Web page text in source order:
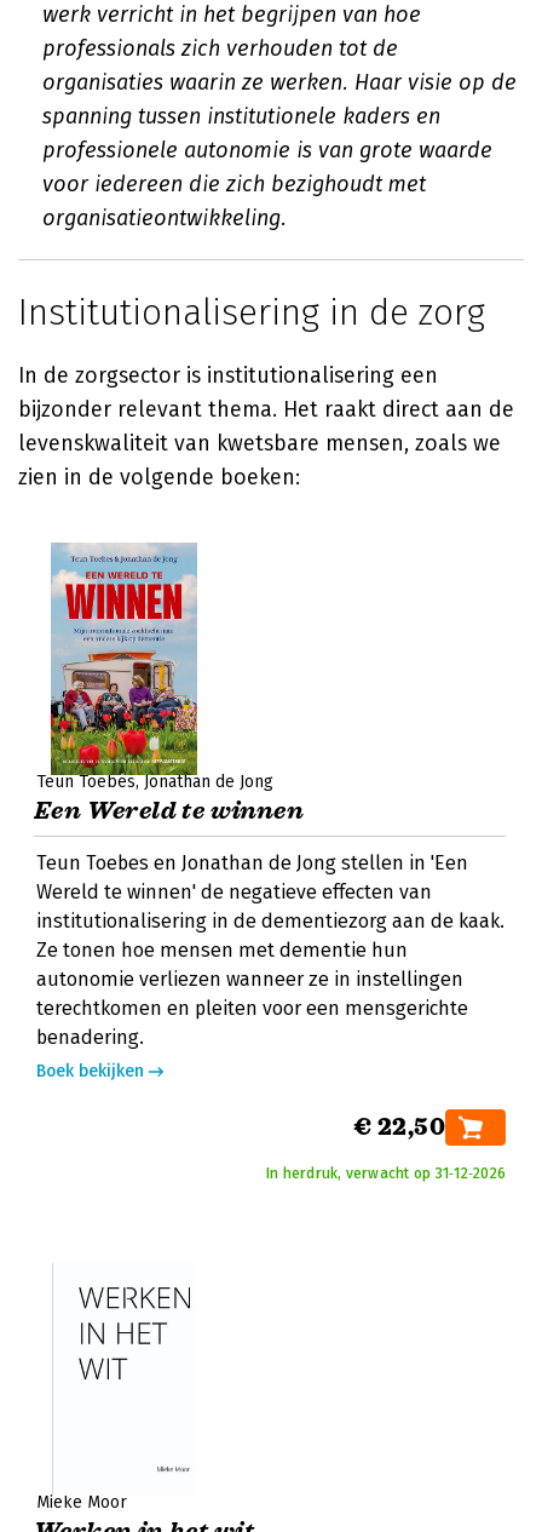
werk verricht in het begrijpen van hoe
professionals zich verhouden tot de
organisaties waarin ze werken. Haar visie op de
spanning tussen institutionele kaders en
professionele autonomie is van grote waarde
voor iedereen die zich bezighoudt met
organisatieontwikkeling.
Institutionalisering in de zorg
In de zorgsector is institutionalisering een
bijzonder relevant thema. Het raakt direct aan de
levenskwaliteit van kwetsbare mensen, zoals we
zien in de volgende boeken:
Teun Toebes Jonathan de Jong
Een Wereld te winnen
Teun Toebes en Jonathan de Jong stellen in 'Een
Wereld te winnen' de negatieve effecten van
institutionalisering in de dementiezorg aan de kaak.
Ze tonen hoe mensen met dementie hun
autonomie verliezen wanneer ze in instellingen
terechtkomen en pleiten voor een mensgerichte
benadering.
Boek bekijken
€ 22,50
In herdruk, verwacht op 31‑12‑2026
Mieke Moor